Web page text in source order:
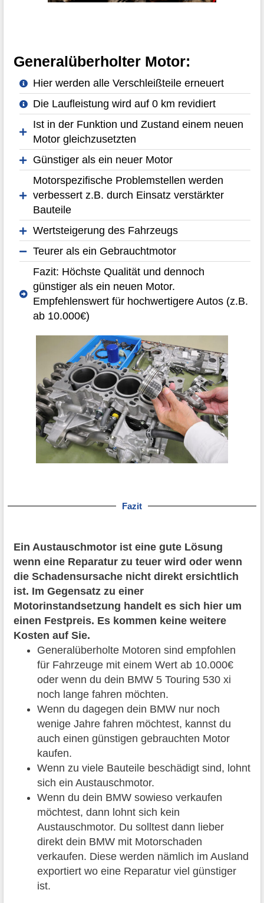
Generalüberholter Motor:
Hier werden alle Verschleißteile erneuert
Die Laufleistung wird auf 0 km revidiert
Ist in der Funktion und Zustand einem neuen
Motor gleichzusetzten
Günstiger als ein neuer Motor
Motorspezifische Problemstellen werden
verbessert z.B. durch Einsatz verstärkter
Bauteile
Wertsteigerung des Fahrzeugs
Teurer als ein Gebrauchtmotor
Fazit: Höchste Qualität und dennoch
günstiger als ein neuen Motor.
Empfehlenswert für hochwertigere Autos (z.B.
ab 10.000€)
Fazit
Ein Austauschmotor ist eine gute Lösung
wenn eine Reparatur zu teuer wird oder wenn
die Schadensursache nicht direkt ersichtlich
ist. Im Gegensatz zu einer
Motorinstandsetzung handelt es sich hier um
einen Festpreis. Es kommen keine weitere
Kosten auf Sie.
Generalüberholte Motoren sind empfohlen
für Fahrzeuge mit einem Wert ab 10.000€
oder wenn du dein BMW 5 Touring 530 xi
noch lange fahren möchten.
Wenn du dagegen dein BMW nur noch
wenige Jahre fahren möchtest, kannst du
auch einen günstigen gebrauchten Motor
kaufen.
Wenn zu viele Bauteile beschädigt sind, lohnt
sich ein Austauschmotor.
Wenn du dein BMW sowieso verkaufen
möchtest, dann lohnt sich kein
Austauschmotor. Du solltest dann lieber
direkt dein BMW mit Motorschaden
verkaufen. Diese werden nämlich im Ausland
exportiert wo eine Reparatur viel günstiger
ist.